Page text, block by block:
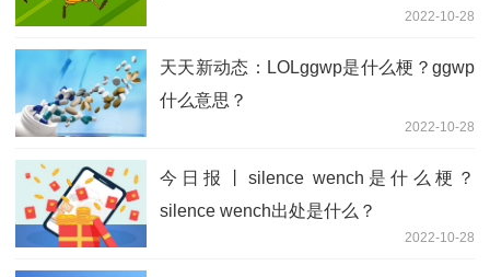
2022-10-28
天天新动态：LOLggwp是什么梗？ggwp
什么意思？
2022-10-28
今日报丨silence wench是什么梗？
silence wench出处是什么？
2022-10-28